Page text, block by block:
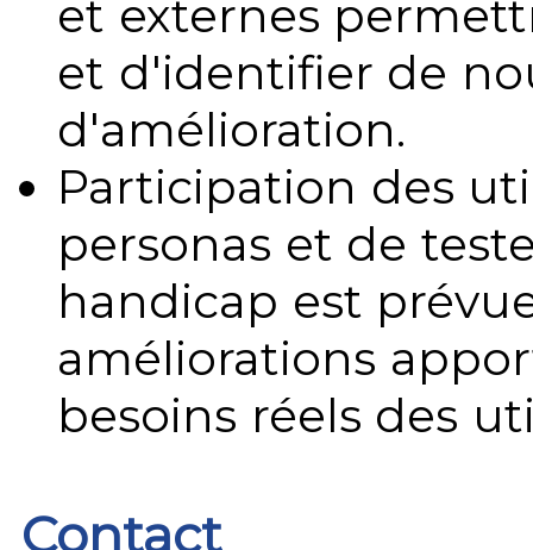
et externes
et d'identifier de
d'amélioration.
Participation des
personas et de
handicap est
améliorations
besoins réels des
Contact